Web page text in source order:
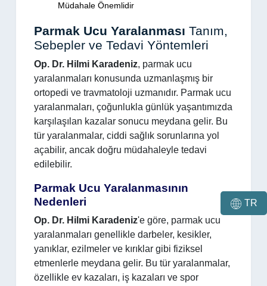
Müdahale Önemlidir
Parmak Ucu Yaralanması Tanım,
Sebepler ve Tedavi Yöntemleri
Op. Dr. Hilmi Karadeniz, parmak ucu
yaralanmaları konusunda uzmanlaşmış bir
ortopedi ve travmatoloji uzmanıdır. Parmak ucu
yaralanmaları, çoğunlukla günlük yaşantımızda
karşılaşılan kazalar sonucu meydana gelir. Bu
tür yaralanmalar, ciddi sağlık sorunlarına yol
açabilir, ancak doğru müdahaleyle tedavi
edilebilir.
Parmak Ucu Yaralanmasının
Nedenleri
Op. Dr. Hilmi Karadeniz'e göre, parmak ucu
yaralanmaları genellikle darbeler, kesikler,
yanıklar, ezilmeler ve kırıklar gibi fiziksel
etmenlerle meydana gelir. Bu tür yaralanmalar,
özellikle ev kazaları, iş kazaları ve spor
TR